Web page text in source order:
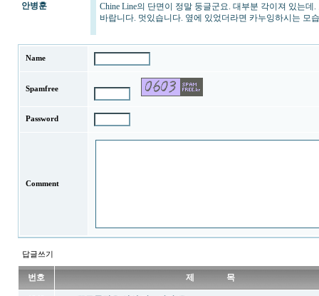
안병훈
Chine Line의 단면이 정말 둥글군요. 대부분 각이져 있는
바랍니다. 멋있습니다. 옆에 있었더라면 카누잉하시는 모
Name
Spamfree
Password
Comment
답글쓰기
번호 제 목